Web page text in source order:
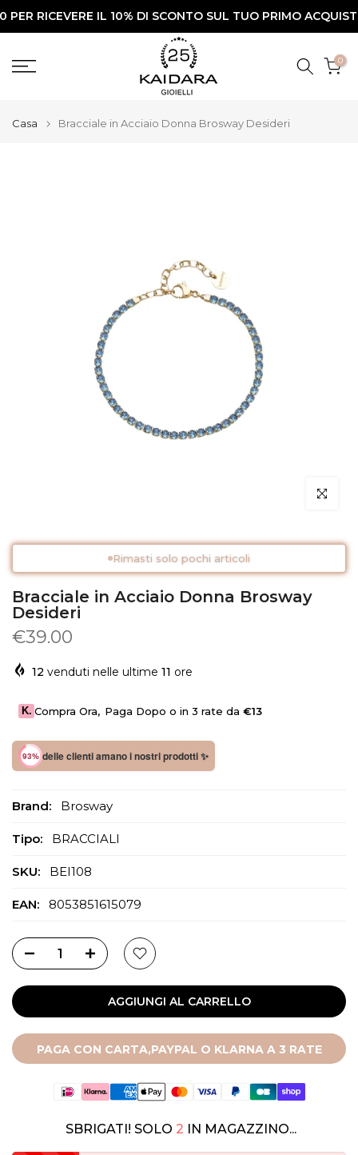
Vai
al
IL 10% DI SCONTO SUL TUO PRIMO ACQUISTO✨
0
Casa Bracciale in Acciaio Donna Brosway Desideri
Clicca per
Rimasti solo pochi articoli
Bracciale in Acciaio Donna Brosway
Desideri
€39.00
12 venduti nelle ultime 11 ore
K. Compra Ora, Paga Dopo o in 3 rate da €13
93% delle clienti amano i nostri prodotti ✨
Brand: Brosway
Tipo: BRACCIALI
SKU: BEI108
EAN: 8053851615079
AGGIUNGI AL CARRELLO
PAGA CON CARTA,PAYPAL O KLARNA A 3 RATE
SBRIGATI! SOLO 2 IN MAGAZZINO...